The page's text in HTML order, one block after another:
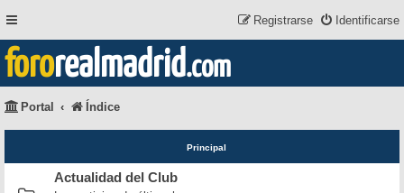
Identificarse
Registrarse
fororealmadrid.com
Portal Índice
Principal
Actualidad del Club